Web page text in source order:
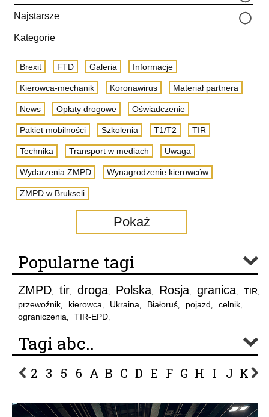
Najstarsze
Kategorie
Brexit FTD Galeria Informacje
Kierowca-mechanik Koronawirus Materiał partnera
News Opłaty drogowe Oświadczenie
Pakiet mobilności Szkolenia T1/T2 TIR
Technika Transport w mediach Uwaga
Wydarzenia ZMPD Wynagrodzenie kierowców
ZMPD w Brukseli
Pokaż
Popularne tagi
ZMPD, tir, droga, Polska, Rosja, granica, TIR,
przewoźnik, kierowca, Ukraina, Białoruś, pojazd, celnik,
ograniczenia, TIR-EPD,
Tagi abc..
2 3 5 6 A B C D E F G H I J K L